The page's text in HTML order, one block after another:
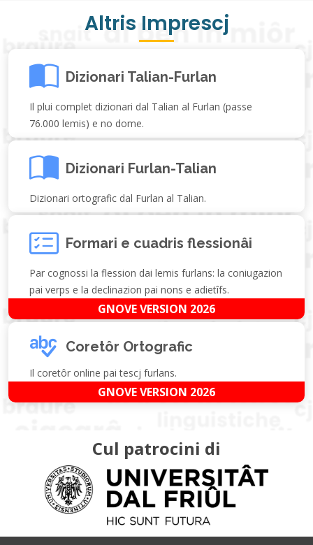
Altris Imprescj
Dizionari Talian-Furlan
Il plui complet dizionari dal Talian al Furlan (passe
76.000 lemis) e no dome.
Dizionari Furlan-Talian
Dizionari ortografic dal Furlan al Talian.
Formari e cuadris flessionâi
Par cognossi la flession dai lemis furlans: la coniugazion
pai verps e la declinazion pai nons e adietîfs.
GNOVE VERSION 2026
Coretôr Ortografic
Il coretôr online pai tescj furlans.
GNOVE VERSION 2026
Cul patrocini di